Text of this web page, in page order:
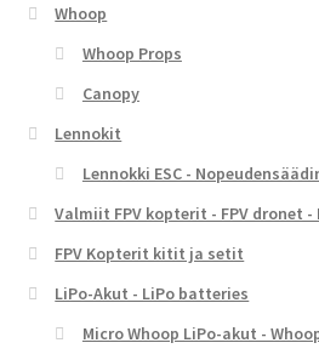
Whoop
Whoop Props
Canopy
Lennokit
Lennokki ESC -
Valmiit FPV kopterit - FPV dronet -
FPV Kopterit kitit ja setit
LiPo-Akut - LiPo batteries
Micro Whoop LiPo-akut -